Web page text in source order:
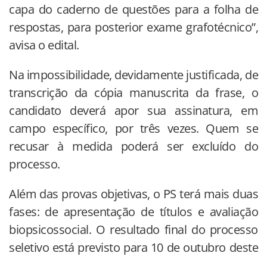
capa do caderno de questões para a folha de
respostas, para posterior exame grafotécnico”,
avisa o edital.
Na impossibilidade, devidamente justificada, de
transcrição da cópia manuscrita da frase, o
candidato deverá apor sua assinatura, em
campo específico, por três vezes. Quem se
recusar à medida poderá ser excluído do
processo.
Além das provas objetivas, o PS terá mais duas
fases: de apresentação de títulos e avaliação
biopsicossocial. O resultado final do processo
seletivo está previsto para 10 de outubro deste